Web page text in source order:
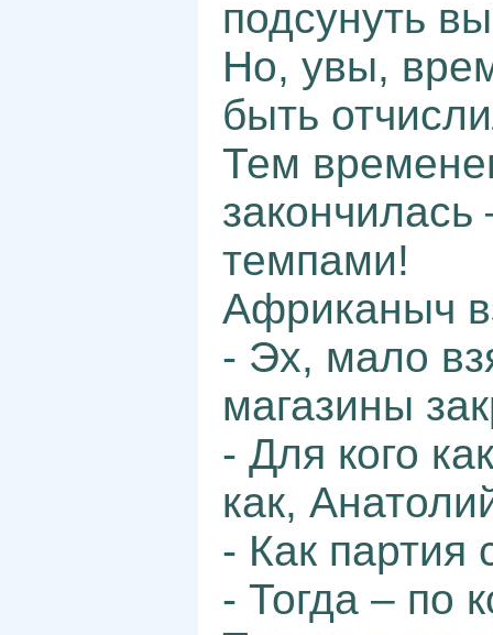
подсунуть
Но, увы,
быть
Тем
темпами!
Африканыч
- Эх, мало
магазины
- Для кого
как,
- Как партия
- Тогда – по